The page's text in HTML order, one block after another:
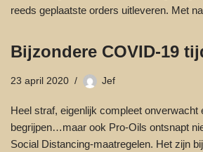
reeds geplaatste orders uitleveren. Met
Bijzondere COVID-19
23 april 2020 Jef
Heel straf, eigenlijk compleet onverwacht
begrijpen…maar ook Pro-Oils ontsnapt
Social Distancing-maatregelen. Het zijn